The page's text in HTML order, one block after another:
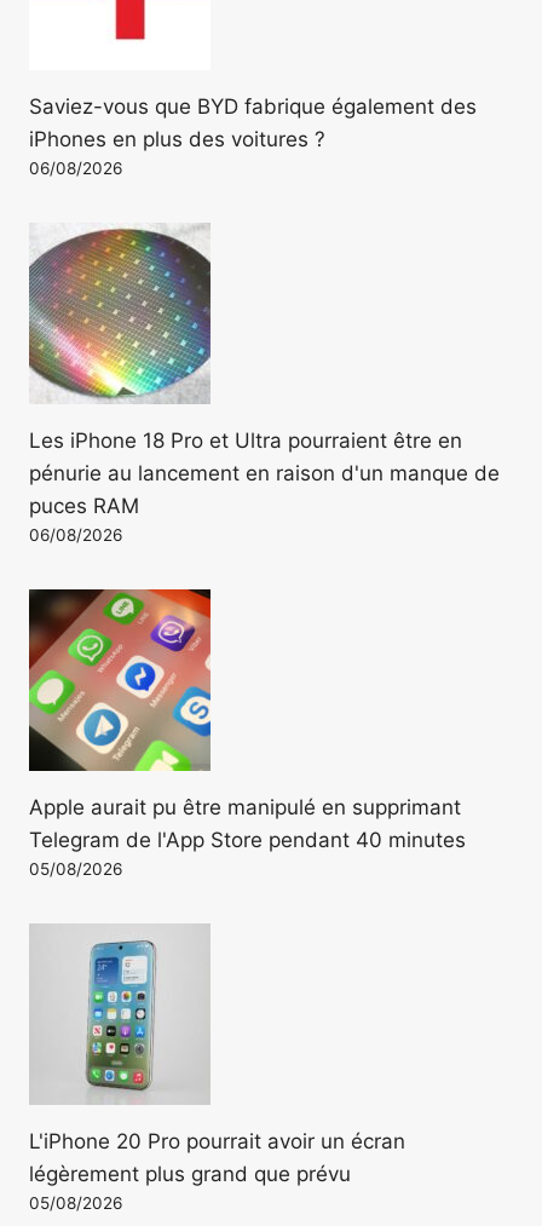
Saviez-vous que BYD fabrique également des
iPhones en plus des voitures ?
06/08/2026
Les iPhone 18 Pro et Ultra pourraient être en
pénurie au lancement en raison d'un manque de
puces RAM
06/08/2026
Apple aurait pu être manipulé en supprimant
Telegram de l'App Store pendant 40 minutes
05/08/2026
L'iPhone 20 Pro pourrait avoir un écran
légèrement plus grand que prévu
05/08/2026